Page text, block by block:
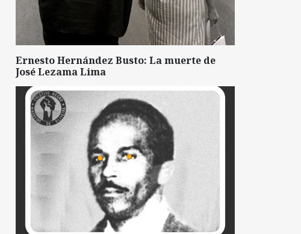
Ernesto Hernández Busto: La muerte de
José Lezama Lima